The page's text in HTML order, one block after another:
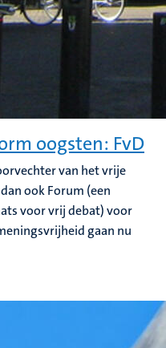
oogsten: FvD
van het vrije
ook Forum (een
voor vrij debat) voor
gaan nu